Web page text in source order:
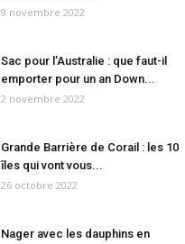
9 novembre 2022
Sac pour l’Australie : que faut-il
emporter pour un an Down...
2 novembre 2022
Grande Barrière de Corail : les 10
îles qui vont vous...
26 octobre 2022
Nager avec les dauphins en